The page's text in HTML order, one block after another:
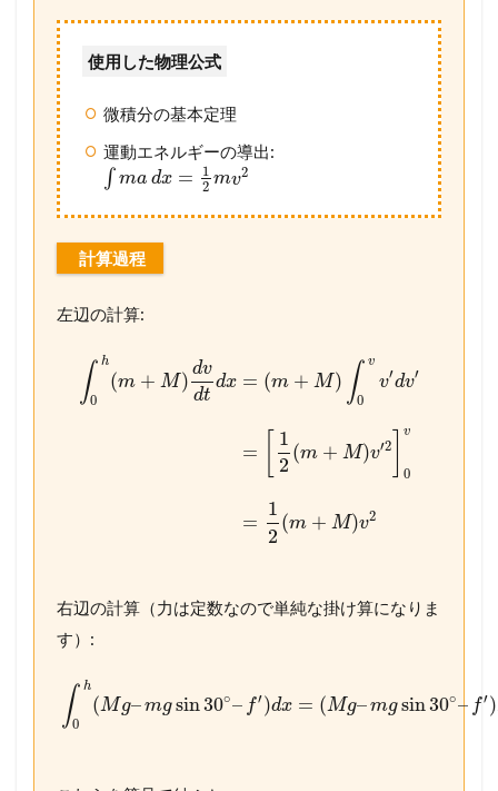
使用した物理公式
微積分の基本定理
運動エネルギーの導出:
∫ ma dx =
1
2 mv2
計算過程
左辺の計算:
∫ h
0
(m + M)
dv
dt
dx = (m + M) ∫ v
0
v′dv′
=
1
2
(m + M)v′2
v
0
=
1
2
(m + M)v2
右辺の計算（力は定数なので単純な掛け算になりま
す）:
∫ h
0
(Mg–mgsin30∘– f′)dx = (Mg–mgsin30∘– f′)